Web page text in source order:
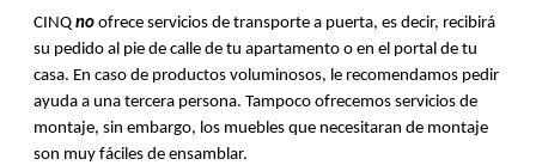
CINQ no ofrece servicios de transporte a puerta, es decir, recibirá
su pedido al pie de calle de tu apartamento o en el portal de tu
casa. En caso de productos voluminosos, le recomendamos pedir
ayuda a una tercera persona. Tampoco ofrecemos servicios de
montaje, sin embargo, los muebles que necesitaran de montaje
son muy fáciles de ensamblar.